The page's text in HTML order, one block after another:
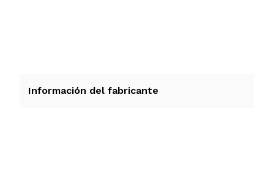
Información del fabricante